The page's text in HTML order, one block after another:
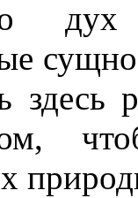
дух
здесь